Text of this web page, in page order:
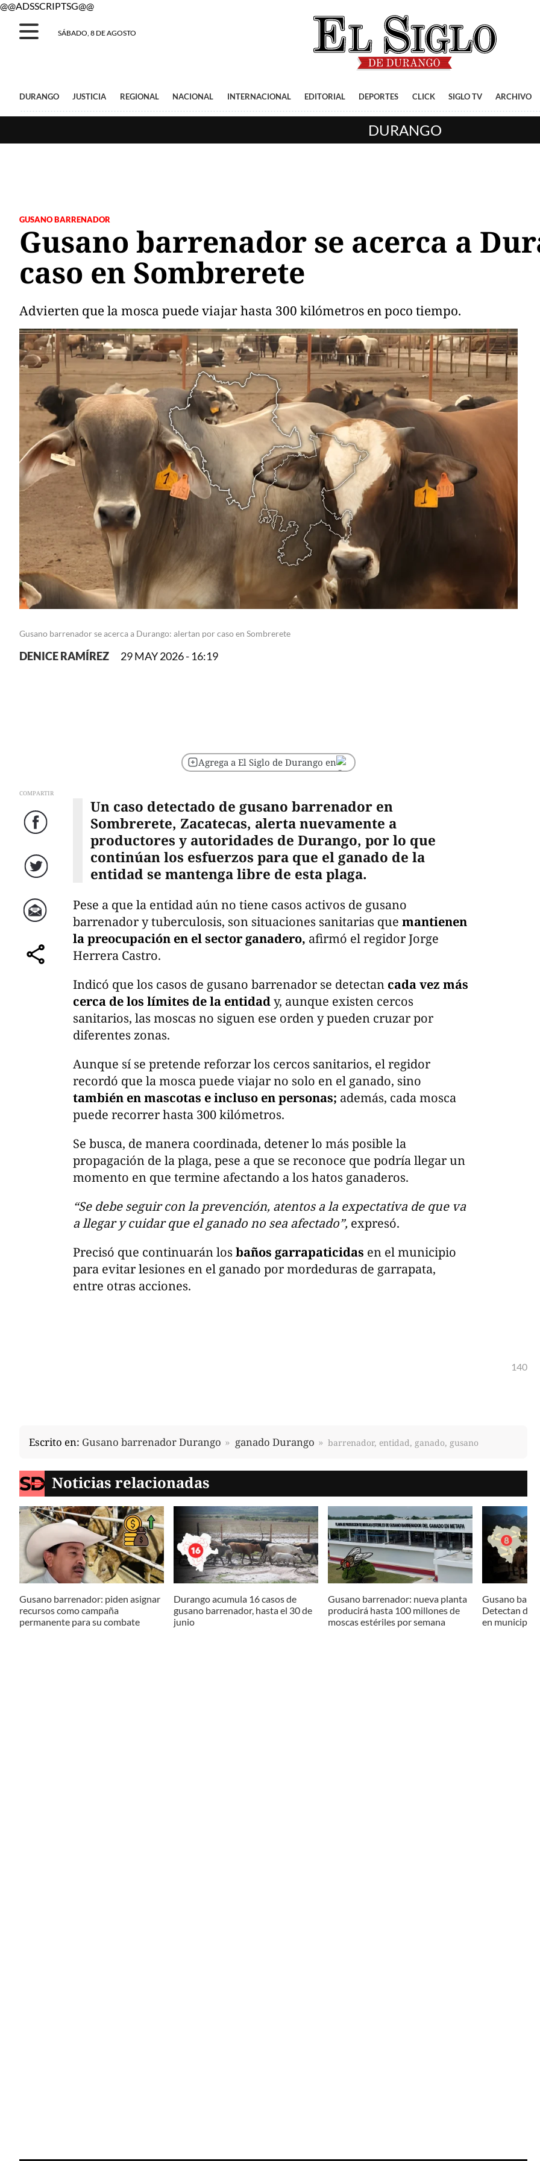
@@ADSSCRIPTSG@@
SÁBADO, 8 DE AGOSTO
DURANGO JUSTICIA REGIONAL NACIONAL INTERNACIONAL EDITORIAL DEPORTES CLICK SIGLO TV ARCHIVO
DURANGO
GUSANO BARRENADOR
Gusano barrenador se acerca a
caso en Sombrerete
Advierten que la mosca puede viajar hasta 300 kilómetros en poco tiempo.
Gusano barrenador se acerca a Durango: alertan por caso en Sombrerete
DENICE RAMÍREZ 29 MAY 2026 - 16:19
Agrega a El Siglo de Durango en
COMPARTIR
Facebook
Twitter
Correo
comparte
Un caso detectado de gusano barrenador en
Sombrerete, Zacatecas, alerta nuevamente a
productores y autoridades de Durango, por lo que
continúan los esfuerzos para que el ganado de la
entidad se mantenga libre de esta plaga.
Pese a que la entidad aún no tiene casos activos de gusano
barrenador y tuberculosis, son situaciones sanitarias que mantienen
la preocupación en el sector ganadero, afirmó el regidor Jorge
Herrera Castro.
Indicó que los casos de gusano barrenador se detectan cada vez más
cerca de los límites de la entidady, aunque existen cercos
sanitarios, las moscas no siguen ese orden y pueden cruzar por
diferentes zonas.
Aunque sí se pretende reforzar los cercos sanitarios, el regidor
recordó que la mosca puede viajar no solo en el ganado, sino
también en mascotas e incluso en personas; además, cada mosca
puede recorrer hasta 300 kilómetros.
Se busca, de manera coordinada, detener lo más posible la
propagación de la plaga, pese a que se reconoce que podría llegar un
momento en que termine afectando a los hatos ganaderos.
“Se debe seguir con la prevención, atentos a la expectativa de que va
a llegar y cuidar que el ganado no sea afectado”, expresó.
Precisó que continuarán los baños garrapaticidas en el municipio
para evitar lesiones en el ganado por mordeduras de garrapata,
entre otras acciones.
140
Escrito en: Gusano barrenador Durango ganado Durango barrenador, entidad, ganado, gusano
Noticias relacionadas
Gusano barrenador: piden asignar
recursos como campaña
permanente para su combate
Durango acumula 16 casos de
gusano barrenador, hasta el 30 de
junio
Gusano barrenador: nueva planta
producirá hasta 100 millones de
moscas estériles por semana
Gusano
Detectan dos
en municipio